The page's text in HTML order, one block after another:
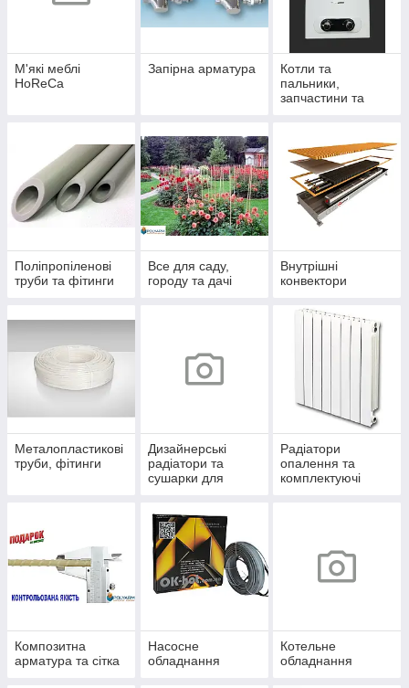
М'які меблі
HoReCa
Запірна арматура
Котли та
пальники,
запчастини та
Поліпропіленові
труби та фітинги
Все для саду,
городу та дачі
Внутрішні
конвектори
Металопластикові
труби, фітинги
Дизайнерські
радіатори та
сушарки для
Радіатори
опалення та
комплектуючі
Композитна
арматура та сітка
Насосне
обладнання
Котельне
обладнання